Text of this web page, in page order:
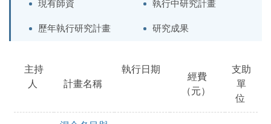
現有師資 執行中研究計畫
歷年執行研究計畫 研究成果
主持
人
計畫名稱
執行日期
經費
（元）
支助
單
位